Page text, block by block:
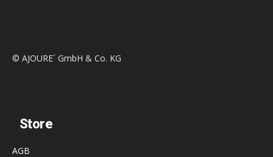
© AJOURE´ GmbH & Co. KG
Store
AGB